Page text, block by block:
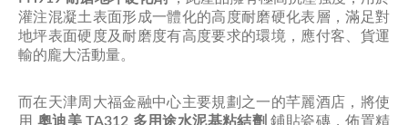
灌注混凝土表面形成一體化的高度耐磨硬化表層，滿足對
地坪表面硬度及耐磨度有高度要求的環境，應付客、貨運
輸的龐大活動量。
而在天津周大福金融中心主要規劃之一的芊麗酒店，將使
用 奧迪美 TA312 多用途水泥基粘結劑鋪貼瓷磚，佈置精